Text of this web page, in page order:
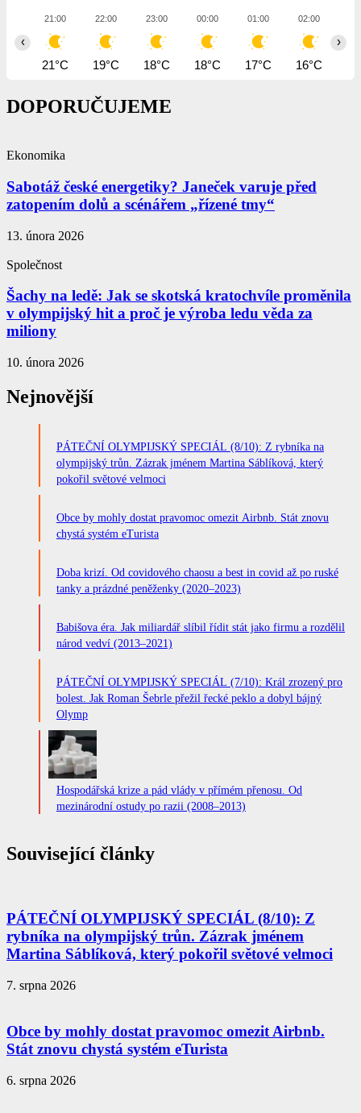
21:00
21°C
22:00
19°C
23:00
18°C
00:00
18°C
01:00
17°C
02:00
16°C
‹ ›
DOPORUČUJEME
Ekonomika
Sabotáž české energetiky? Janeček varuje před
zatopením dolů a scénářem „řízené tmy“
13. února 2026
Společnost
Šachy na ledě: Jak se skotská kratochvíle proměnila
v olympijský hit a proč je výroba ledu věda za
miliony
10. února 2026
Nejnovější
PÁTEČNÍ OLYMPIJSKÝ SPECIÁL (8/10): Z rybníka na
olympijský trůn. Zázrak jménem Martina Sáblíková, který
pokořil světové velmoci
Obce by mohly dostat pravomoc omezit Airbnb. Stát znovu
chystá systém eTurista
Doba krizí. Od covidového chaosu a best in covid až po ruské
tanky a prázdné peněženky (2020–2023)
Babišova éra. Jak miliardář slíbil řídit stát jako firmu a rozdělil
národ vedví (2013–2021)
PÁTEČNÍ OLYMPIJSKÝ SPECIÁL (7/10): Král zrozený pro
bolest. Jak Roman Šebrle přežil řecké peklo a dobyl bájný
Olymp
Hospodářská krize a pád vlády v přímém přenosu. Od
mezinárodní ostudy po razii (2008–2013)
Související články
PÁTEČNÍ OLYMPIJSKÝ SPECIÁL (8/10): Z
rybníka na olympijský trůn. Zázrak jménem
Martina Sáblíková, který pokořil světové velmoci
7. srpna 2026
Obce by mohly dostat pravomoc omezit Airbnb.
Stát znovu chystá systém eTurista
6. srpna 2026